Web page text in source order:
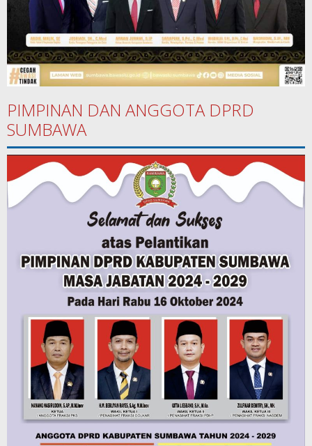
PIMPINAN DAN ANGGOTA DPRD
SUMBAWA